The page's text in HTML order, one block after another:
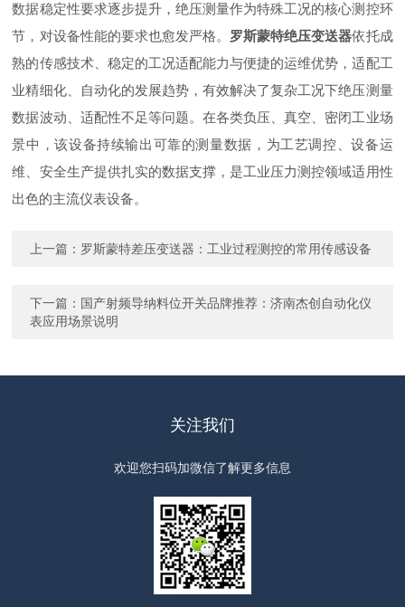
数据稳定性要求逐步提升，绝压测量作为特殊工况的核心测控环
节，对设备性能的要求也愈发严格。 罗斯蒙特绝压变送器依托成
熟的传感技术、稳定的工况适配能力与便捷的运维优势，适配工
业精细化、自动化的发展趋势，有效解决了复杂工况下绝压测量
数据波动、适配性不足等问题。在各类负压、真空、密闭工业场
景中，该设备持续输出可靠的测量数据，为工艺调控、设备运
维、安全生产提供扎实的数据支撑，是工业压力测控领域适用性
出色的主流仪表设备。
上一篇： 罗斯蒙特差压变送器：工业过程测控的常用传感设备
下一篇： 国产射频导纳料位开关品牌推荐：济南杰创自动化仪
表应用场景说明
关注我们
欢迎您扫码加微信了解更多信息